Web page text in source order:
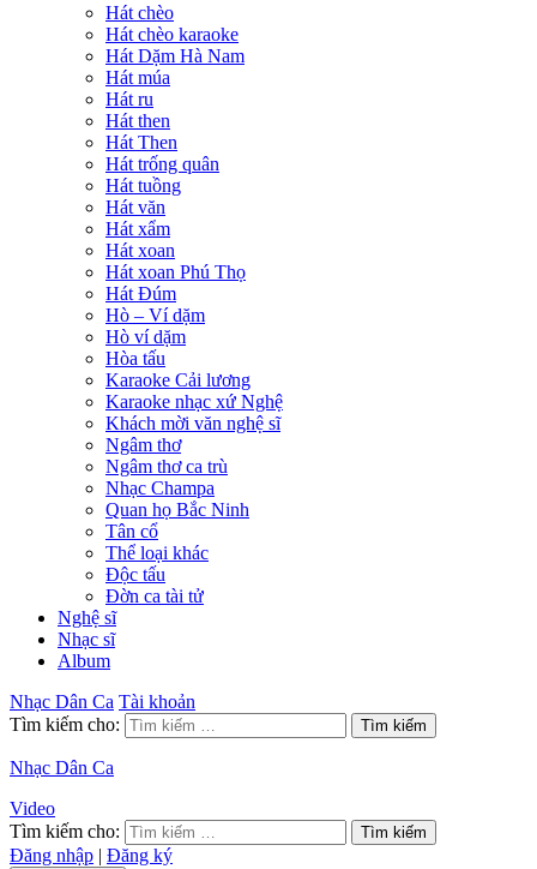
Hát chèo
Hát chèo karaoke
Hát Dặm Hà Nam
Hát múa
Hát ru
Hát then
Hát Then
Hát trống quân
Hát tuồng
Hát văn
Hát xẩm
Hát xoan
Hát xoan Phú Thọ
Hát Đúm
Hò – Ví dặm
Hò ví dặm
Hòa tấu
Karaoke Cải lương
Karaoke nhạc xứ Nghệ
Khách mời văn nghệ sĩ
Ngâm thơ
Ngâm thơ ca trù
Nhạc Champa
Quan họ Bắc Ninh
Tân cổ
Thể loại khác
Độc tấu
Đờn ca tài tử
Nghệ sĩ
Nhạc sĩ
Album
Nhạc Dân Ca Tài khoản
Tìm kiếm cho:
Nhạc Dân Ca
Video
Tìm kiếm cho:
Đăng nhập | Đăng ký